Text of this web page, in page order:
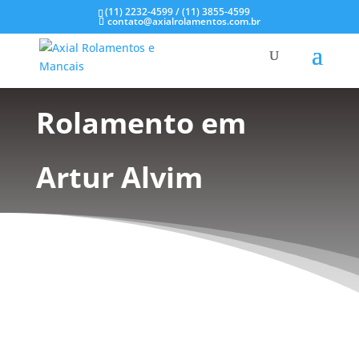
(11) 2232-4599 / (11) 3855-4599
contato@axialrolamentos.com.br
Mancal de
Rolamento em
Artur Alvim